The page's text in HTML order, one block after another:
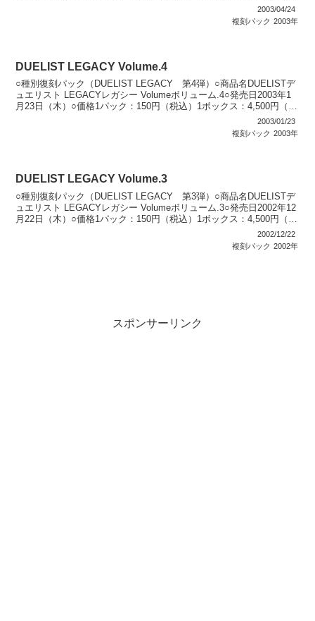
2003/04/24
複刻パック 2003年
DUELIST LEGACY Volume.4
○種別復刻パック（DUELIST LEGACY 第4弾）○商品名DUELISTデ
ュエリスト LEGACYレガシー Volumeボリューム.4○発売日2003年1
月23日（木）○価格1パック：150円（税込）1ボックス：4,500円（税
2003/01/23
複刻パック 2003年
DUELIST LEGACY Volume.3
○種別復刻パック（DUELIST LEGACY 第3弾）○商品名DUELISTデ
ュエリスト LEGACYレガシー Volumeボリューム.3○発売日2002年12
月22日（木）○価格1パック：150円（税込）1ボックス：4,500円（税
2002/12/22
複刻パック 2002年
スポンサーリンク